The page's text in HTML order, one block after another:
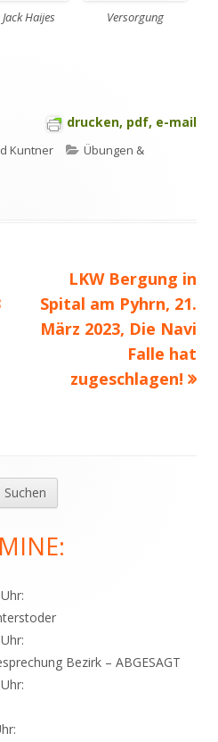
Haijes Versorgung
drucken, pdf, e-mail
Kuntner Kategorien
Übungen &
Nächster
Beitrag
LKW Bergung in
Spital am Pyhrn, 21.
März 2023, Die Navi
Falle hat
zugeschlagen!
Bezirk – ABGESAGT